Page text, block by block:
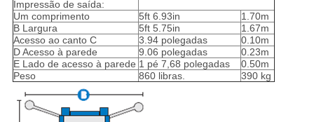
Impressão de saída:
Um comprimento
5ft 6.93in
1.70m
B Largura
5ft 5.75in
1.67m
Acesso ao canto C
3.94 polegadas
0.10m
D Acesso à parede
9.06 polegadas
0.23m
E Lado de acesso à parede 1 pé 7,68 polegadas
0.50m
Peso
860 libras. 390 kg